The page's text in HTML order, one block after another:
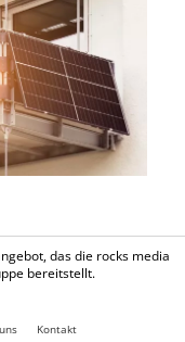
das die rocks media
bereitstellt.
Kontakt